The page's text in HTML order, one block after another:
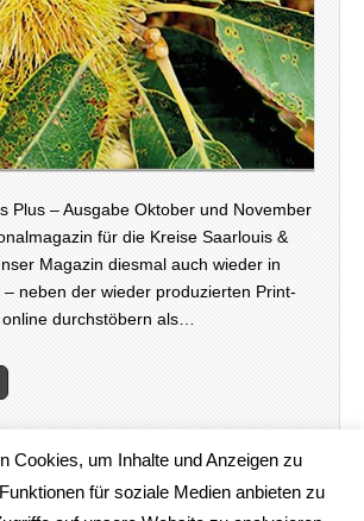
Plus – Ausgabe Oktober und November
für die Kreise Saarlouis &
Magazin diesmal auch wieder in
– neben der wieder produzierten Print-
durchstöbern als…
Cookies, um Inhalte und Anzeigen zu
für soziale Medien anbieten zu